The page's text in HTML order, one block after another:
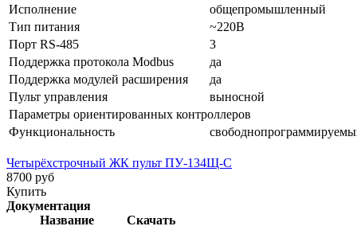
Исполнение
общепромышленный
Тип питания
~220В
Порт RS-485
3
Поддержка протокола Modbus
да
Поддержка модулей расширения
да
Пульт управления
выносной
Параметры ориентированных контроллеров
Функциональность
Четырёхстрочный ЖК пульт ПУ-134Щ-С
8700 руб
Купить
Документация
Название
Скачать